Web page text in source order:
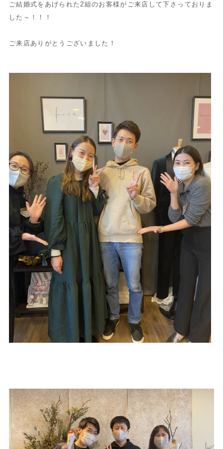
ご結婚式をあげられた2組のお客様がご来店して下さっておりま
した～！！！
ご来店ありがとうございました！